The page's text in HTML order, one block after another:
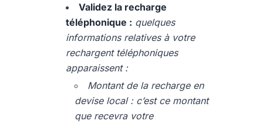
Validez la recharge
téléphonique : quelques
informations relatives à votre
rechargent téléphoniques
apparaissent :
Montant de la recharge en
devise local : c’est ce montant
que recevra votre